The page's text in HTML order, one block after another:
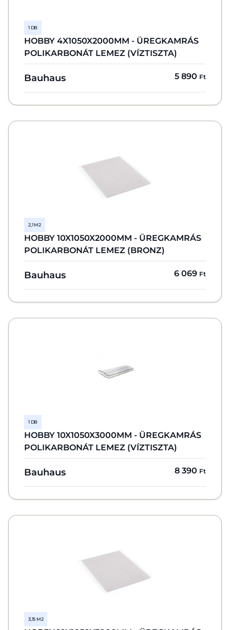
1 DB
HOBBY 4X1050X2000MM - ÜREGKAMRÁS
POLIKARBONÁT LEMEZ (VÍZTISZTA)
Bauhaus 5 890 Ft
2,1 M2
HOBBY 10X1050X2000MM - ÜREGKAMRÁS
POLIKARBONÁT LEMEZ (BRONZ)
Bauhaus 6 069 Ft
1 DB
HOBBY 10X1050X3000MM - ÜREGKAMRÁS
POLIKARBONÁT LEMEZ (VÍZTISZTA)
Bauhaus 8 390 Ft
3,15 M2